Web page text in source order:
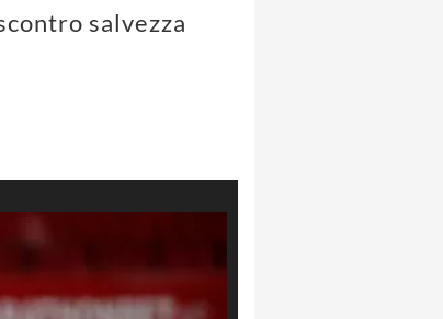
salvezza